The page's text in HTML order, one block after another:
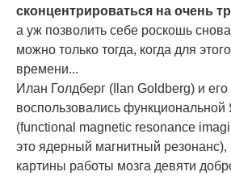
сконцентрироваться на очень
а уж позволить себе роскошь
можно только тогда, когда для
времени...
Илан Голдберг (Ilan Goldberg) и его
воспользовались
(functional magnetic resonance
это ядерный магнитный резонанс),
картины работы мозга девяти